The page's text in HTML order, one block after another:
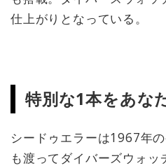
仕上がりとなっている。
特別な1本をあな
シードゥエラーは1967年
も渡ってダイバーズウォッ